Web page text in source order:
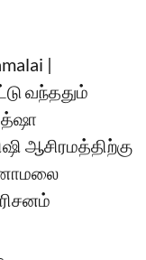
|
வந்ததும்
ஆசிரமத்திற்கு